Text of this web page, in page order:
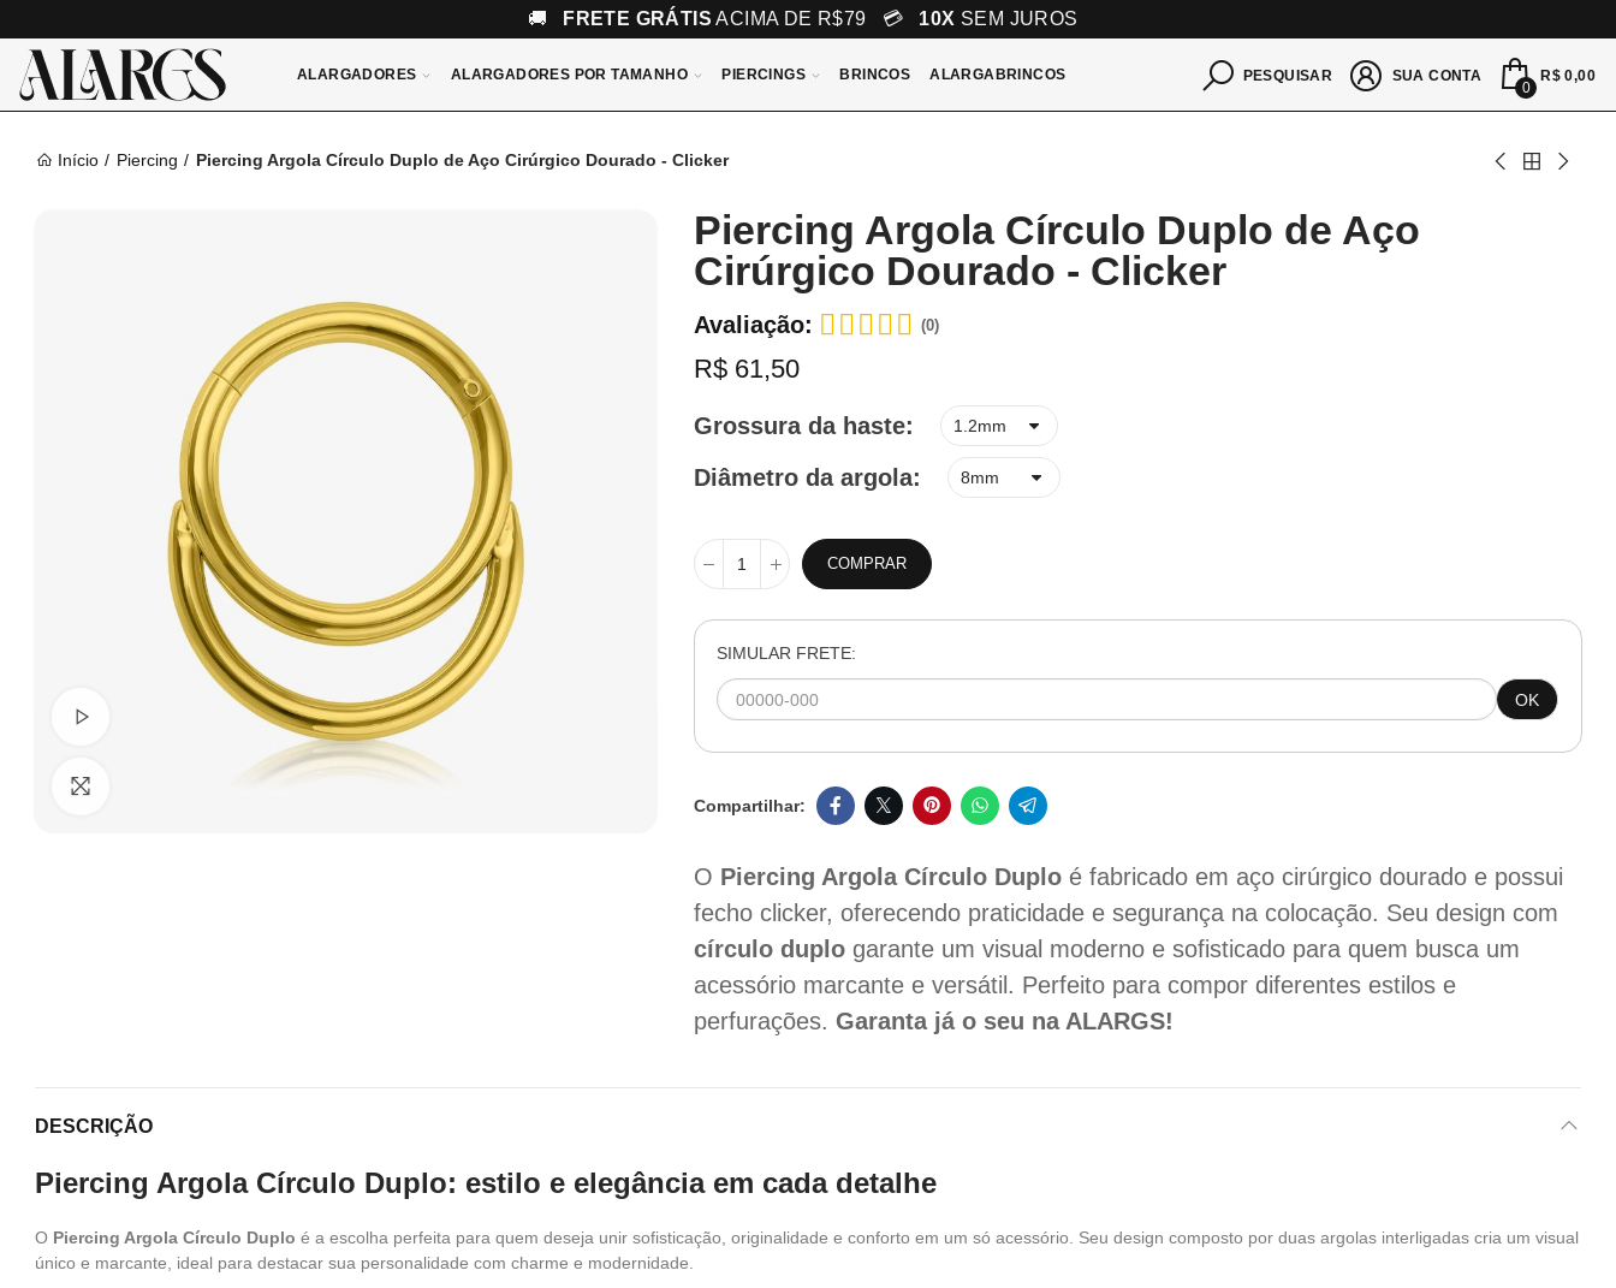
🚚 FRETE GRÁTIS ACIMA DE R$79 💳 10X SEM JUROS
ALARGADORES ALARGADORES POR TAMANHO PIERCINGS BRINCOS ALARGABRINCOS PESQUISAR SUA CONTA
0
R$ 0,00
Início Piercing Piercing Argola Círculo Duplo de Aço Cirúrgico Dourado - Clicker
Piercing Argola Círculo Duplo de Aço
Cirúrgico Dourado - Clicker
Avaliação: (0)
R$ 61,50
Grossura da haste
Diâmetro da argola
COMPRAR
SIMULAR FRETE:
OK
O Piercing Argola Círculo Duplo é fabricado em aço cirúrgico dourado e possui
fecho clicker, oferecendo praticidade e segurança na colocação. Seu design com
círculo duplo garante um visual moderno e sofisticado para quem busca um
acessório marcante e versátil. Perfeito para compor diferentes estilos e
perfurações. Garanta já o seu na ALARGS!
DESCRIÇÃO
Piercing Argola Círculo Duplo: estilo e elegância em cada detalhe
O Piercing Argola Círculo Duplo é a escolha perfeita para quem deseja unir sofisticação, originalidade e conforto em um só acessório. Seu design composto por duas argolas interligadas cria um visual
único e marcante, ideal para destacar sua personalidade com charme e modernidade.